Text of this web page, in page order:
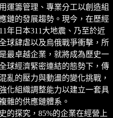
運籌管理、專業分工以創造組
鏈的發展趨勢。現今，在歷經
年日本311大地震、乃至於近
球肆虐以及烏俄戰爭衝擊，所
最卓越企業，就將成為歷史一
球經濟緊密連結的態勢下，傳
亂的壓力與動盪的變化挑戰，
化組織調整能力以建立一套具
雜的供應鏈體系。
的探究，85%的企業在經營上